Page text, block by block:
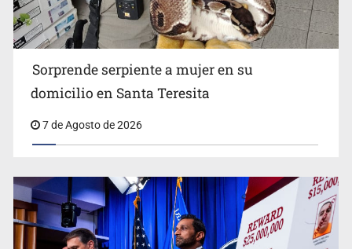
tráfico de personas
Procesan a el “R1”, presunto líder criminal en Jalisco y
Michoacán
Sorprende serpiente a mujer en su
domicilio en Santa Teresita
7 de Agosto de 2026